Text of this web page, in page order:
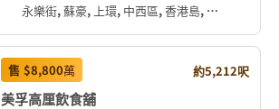
永樂街, 蘇豪, 上環, 中西區, 香港島, 香港, 中国
售 $8,800萬 約5,212呎
美孚高厘飲食舖